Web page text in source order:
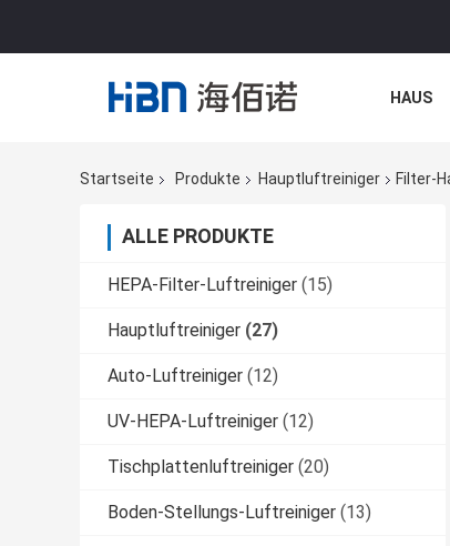
HAUS
Startseite
Produkte Hauptluftreiniger Filter-
ALLE PRODUKTE
HEPA-Filter-Luftreiniger (15)
Hauptluftreiniger (27)
Auto-Luftreiniger (12)
UV-HEPA-Luftreiniger (12)
Tischplattenluftreiniger (20)
Boden-Stellungs-Luftreiniger (13)